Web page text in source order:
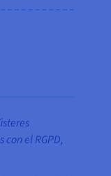
el RGPD,